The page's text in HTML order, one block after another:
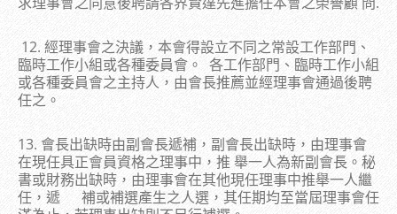
12. 經理事會之決議，本會得設立不同之常設工作部門、
臨時工作小組或各種委員會。 各工作部門、臨時工作小組
或各種委員會之主持人，由會長推薦並經理事會通過後聘
任之。
13. 會長出缺時由副會長遞補，副會長出缺時，由理事會
在現任具正會員資格之理事中，推 舉一人為新副會長。秘
書或財務出缺時，由理事會在其他現任理事中推舉一人繼
任，遞 補或補選產生之人選，其任期均至當屆理事會任